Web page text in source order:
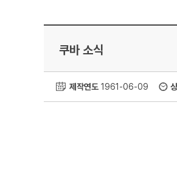
쿠바 소식
제작연도 1961-06-09